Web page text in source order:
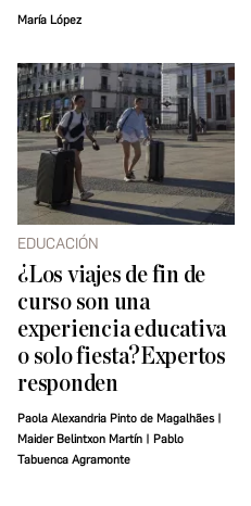
María López
EDUCACIÓN
¿Los viajes de fin de
curso son una
experiencia educativa
o solo fiesta?Expertos
responden
Paola Alexandria Pinto de Magalhães |
Maider Belintxon Martín | Pablo
Tabuenca Agramonte